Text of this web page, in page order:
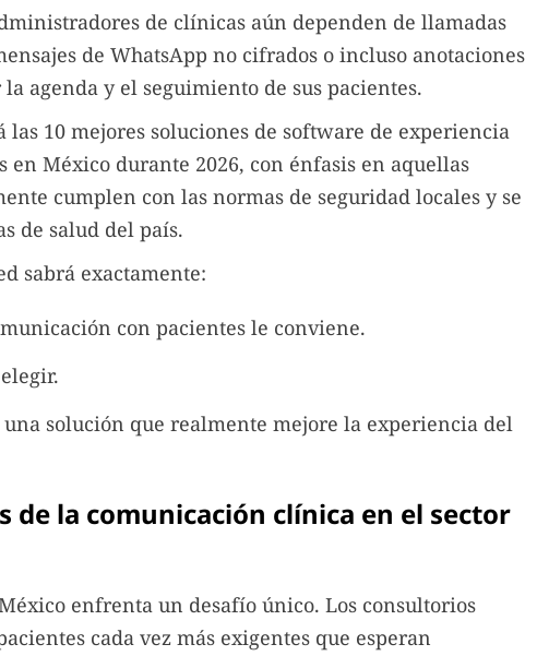
de clínicas aún dependen de llamadas
de WhatsApp no cifrados o incluso anotaciones
agenda y el seguimiento de sus pacientes.
las 10 mejores soluciones de software de experiencia
en México durante 2026, con énfasis en aquellas
cumplen con las normas de seguridad locales y se
de salud del país.
sabrá exactamente:
con pacientes le conviene.
solución que realmente mejore la experiencia del
de la comunicación clínica en el sector
enfrenta un desafío único. Los consultorios
cada vez más exigentes que esperan